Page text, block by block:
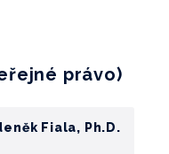
právo)
Fiala, Ph.D.